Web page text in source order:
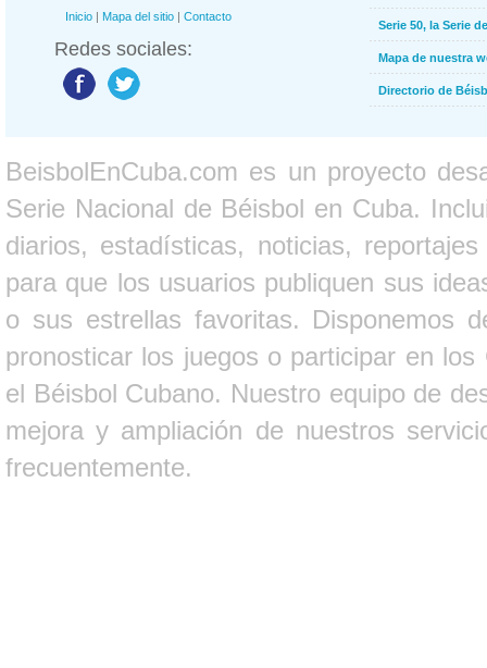
Inicio | Mapa del sitio | Contacto
Redes sociales:
Serie 50, la Serie
Mapa de nuestra
Directorio de
BeisbolEnCuba.com es un proyecto
Serie Nacional de Béisbol en Cuba.
diarios, estadísticas, noticias,
para que los usuarios publiquen sus
o sus estrellas favoritas. Disponemos
pronosticar los juegos o participar en
el Béisbol Cubano. Nuestro equipo de
mejora y ampliación de nuestros
frecuentemente.